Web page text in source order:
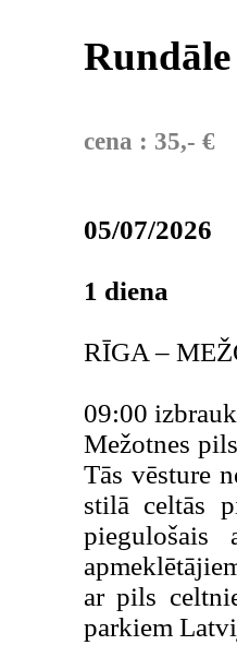
cena : 35,- €
05/07/2026
1 diena
RĪGA –
09:00
Mežotnes
Tās vēsture
stilā celtās
ar pils
parkiem